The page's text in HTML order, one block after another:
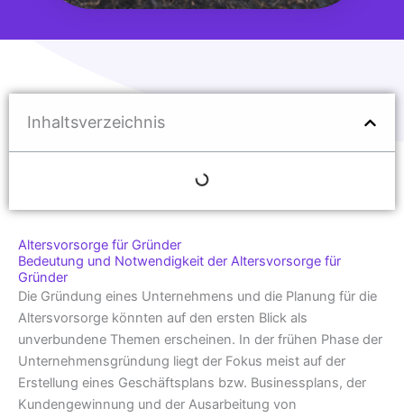
Inhaltsverzeichnis
Altersvorsorge für Gründer
Bedeutung und Notwendigkeit der Altersvorsorge für
Gründer
Die Gründung eines Unternehmens und die Planung für die
Altersvorsorge könnten auf den ersten Blick als
unverbundene Themen erscheinen. In der frühen Phase der
Unternehmensgründung liegt der Fokus meist auf der
Erstellung eines Geschäftsplans bzw. Businessplans, der
Kundengewinnung und der Ausarbeitung von